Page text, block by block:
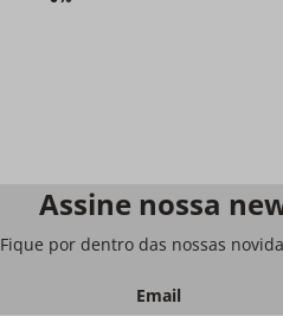
Assine nossa
Fique por dentro das nossas
Email